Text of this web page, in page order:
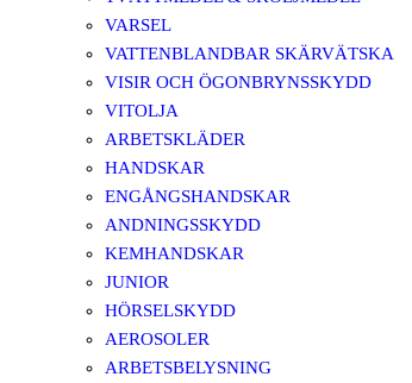
VARSEL
VATTENBLANDBAR SKÄRVÄTSKA
VISIR OCH ÖGONBRYNSSKYDD
VITOLJA
ARBETSKLÄDER
HANDSKAR
ENGÅNGSHANDSKAR
ANDNINGSSKYDD
KEMHANDSKAR
JUNIOR
HÖRSELSKYDD
AEROSOLER
ARBETSBELYSNING